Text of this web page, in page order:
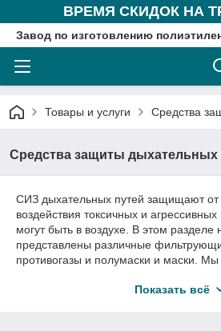
ВРЕМЯ СКИДОК НА
Завод по изготовлению
Товары и услуги Средства
Средства защиты дыхательных
СИЗ дыхательных путей защищают от
воздействия токсичных и
могут быть в воздухе. В этом разделе
представлены различные
противогазы и полумаски и маски. Мы
организациями. Всегда идемПоказать всё